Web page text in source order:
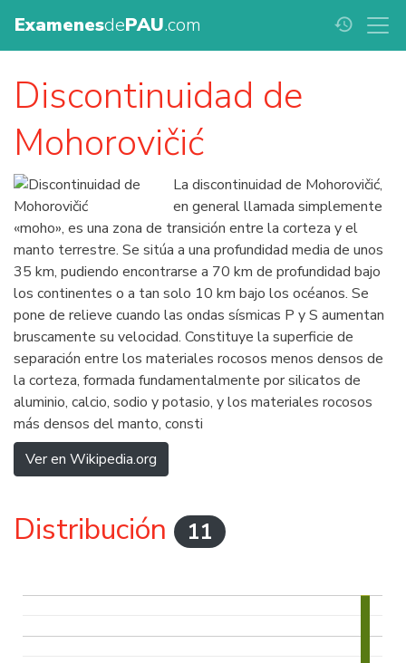
ExamenesdePAU.com history
Discontinuidad de
Mohorovičić
La discontinuidad de Mohorovičić,
en general llamada simplemente
«moho», es una zona de transición entre la corteza y el
manto terrestre. Se sitúa a una profundidad media de unos
35 km, pudiendo encontrarse a 70 km de profundidad bajo
los continentes o a tan solo 10 km bajo los océanos. Se
pone de relieve cuando las ondas sísmicas P y S aumentan
bruscamente su velocidad. Constituye la superficie de
separación entre los materiales rocosos menos densos de
la corteza, formada fundamentalmente por silicatos de
aluminio, calcio, sodio y potasio, y los materiales rocosos
más densos del manto, consti
Ver en Wikipedia.org
Distribución 11